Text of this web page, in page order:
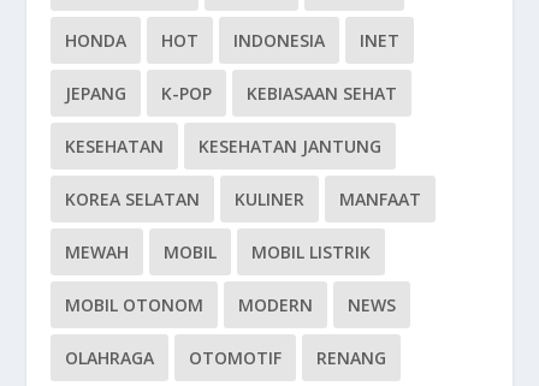
HONDA HOT INDONESIA INET
JEPANG K-POP KEBIASAAN SEHAT
KESEHATAN KESEHATAN JANTUNG
KOREA SELATAN KULINER MANFAAT
MEWAH MOBIL MOBIL LISTRIK
MOBIL OTONOM MODERN NEWS
OLAHRAGA OTOMOTIF RENANG